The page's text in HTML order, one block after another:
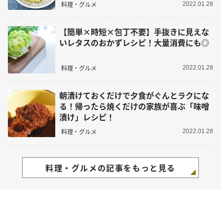
料理・グルメ 2022.01.28
【簡単×時短×包丁不要】手抜きに見えな
いレタスのおかずレシピ！大量消費にも◎
料理・グルメ 2022.01.28
朝漬けておくだけで夕食がぐんとラクにな
る！帰ったら焼くだけの家族が喜ぶ「味噌
漬け」レシピ！
料理・グルメ 2022.01.28
料理・グルメの記事をもっと見る